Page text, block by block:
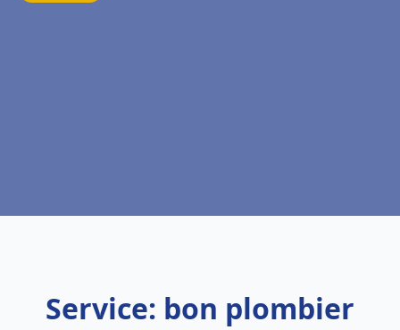
Service: bon plombier